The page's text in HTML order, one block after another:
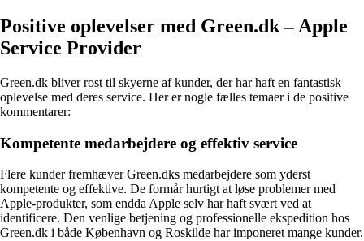
Positive oplevelser med Green.dk – Apple
Service Provider
Green.dk bliver rost til skyerne af kunder, der har haft en fantastisk
oplevelse med deres service. Her er nogle fælles temaer i de positive
kommentarer:
Kompetente medarbejdere og effektiv service
Flere kunder fremhæver Green.dks medarbejdere som yderst
kompetente og effektive. De formår hurtigt at løse problemer med
Apple-produkter, som endda Apple selv har haft svært ved at
identificere. Den venlige betjening og professionelle ekspedition hos
Green.dk i både København og Roskilde har imponeret mange kunder.